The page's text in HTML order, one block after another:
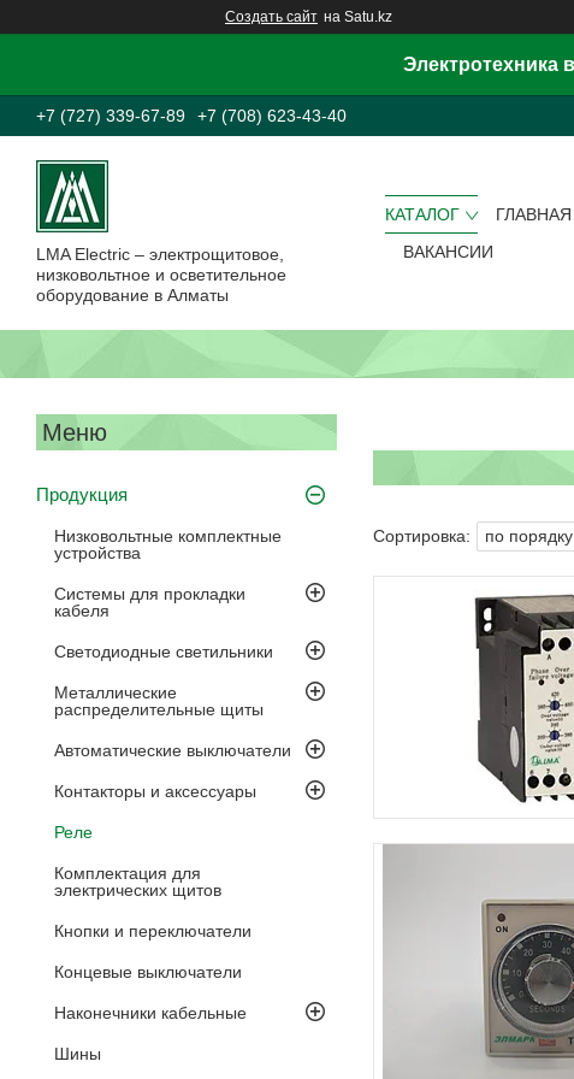
Создать сайт на Satu.kz
Электротехника
+7 (727) 339-67-89 +7 (708) 623-43-40
LMA Electric – электрощитовое,
низковольтное и осветительное
оборудование в Алматы
КАТАЛОГ ГЛАВНАЯ
ВАКАНСИИ
Продукция
Низковольтные комплектные
устройства
Системы для прокладки
кабеля
Светодиодные светильники
Металлические
распределительные щиты
Автоматические выключатели
Контакторы и аксессуары
Реле
Комплектация для
электрических щитов
Кнопки и переключатели
Концевые выключатели
Наконечники кабельные
Шины